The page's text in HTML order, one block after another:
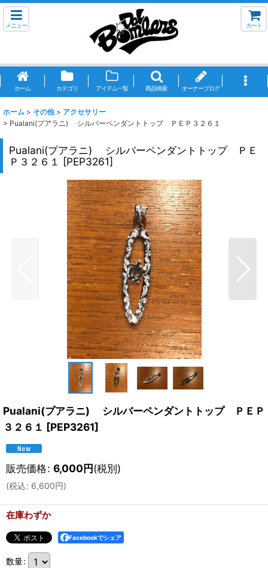
メニュー カート
ホーム カテゴリ アイテム一覧 商品検索 オーナーブログ
ホーム > その他 > アクセサリー
> Pualani(プアラニ) シルバーペンダントトップ ＰＥＰ３２６１
Pualani(プアラニ) シルバーペンダントトップ ＰＥ
Ｐ３２６１
[PEP3261]
Pualani(プアラニ) シルバーペンダントトップ ＰＥＰ
３２６１ [PEP3261]
販売価格: 6,000円(税別)
(税込: 6,600円)
在庫わずか
Facebookでシェア
数量: